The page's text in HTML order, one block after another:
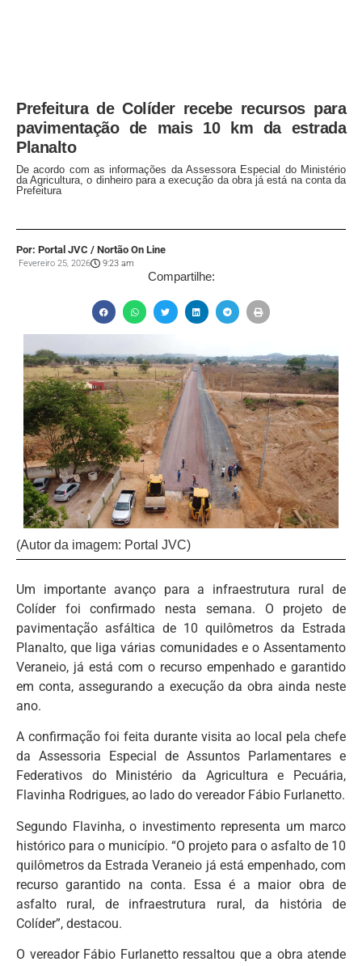
Prefeitura de Colíder recebe recursos para
pavimentação de mais 10 km da estrada
Planalto
De acordo com as informações da Assessora Especial do Ministério
da Agricultura, o dinheiro para a execução da obra já está na conta da
Prefeitura
Por: Portal JVC / Nortão On Line
Fevereiro 25, 2026 9:23 am
Compartilhe:
(Autor da imagem: Portal JVC)
Um importante avanço para a infraestrutura rural de
Colíder foi confirmado nesta semana. O projeto de
pavimentação asfáltica de 10 quilômetros da Estrada
Planalto, que liga várias comunidades e o Assentamento
Veraneio, já está com o recurso empenhado e garantido
em conta, assegurando a execução da obra ainda neste
ano.
A confirmação foi feita durante visita ao local pela chefe
da Assessoria Especial de Assuntos Parlamentares e
Federativos do Ministério da Agricultura e Pecuária,
Flavinha Rodrigues, ao lado do vereador Fábio Furlanetto.
Segundo Flavinha, o investimento representa um marco
histórico para o município. “O projeto para o asfalto de 10
quilômetros da Estrada Veraneio já está empenhado, com
recurso garantido na conta. Essa é a maior obra de
asfalto rural, de infraestrutura rural, da história de
Colíder”, destacou.
O vereador Fábio Furlanetto ressaltou que a obra atende